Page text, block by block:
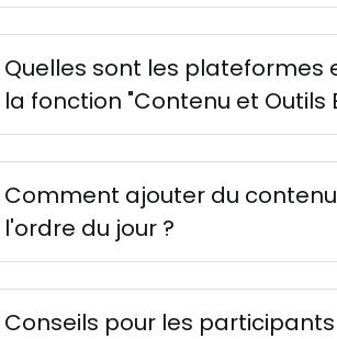
Quelles sont les plateformes
la fonction "Contenu et Outils
Comment ajouter du
l'ordre du jour ?
Conseils pour les participants